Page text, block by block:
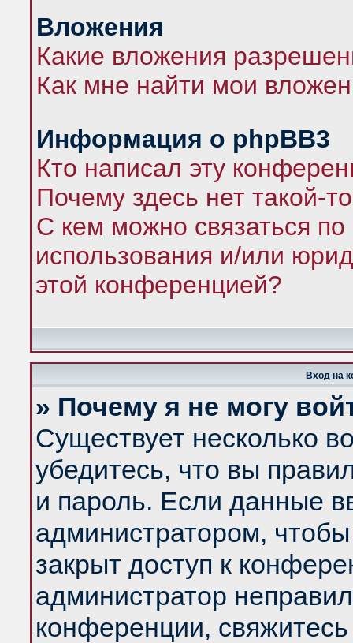
Вложения
Какие вложения
Как мне найти мои
Информация о phpBB3
Кто написал эту
Почему здесь нет такой-
С кем можно связаться по
использования и/или
этой конференцией?
Вход на
» Почему я не могу
Существует несколько
убедитесь, что вы
и пароль. Если данные
администратором,
закрыт доступ к
администратор
конференции,